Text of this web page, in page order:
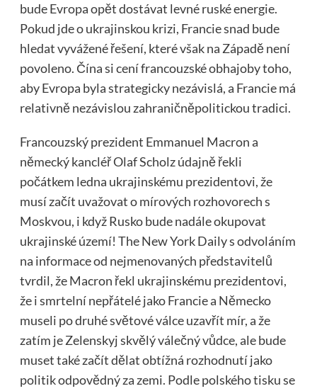
bude Evropa opět dostávat levné ruské energie.
Pokud jde o ukrajinskou krizi, Francie snad bude
hledat vyvážené řešení, které však na Západě není
povoleno. Čína si cení francouzské obhajoby toho,
aby Evropa byla strategicky nezávislá, a Francie má
relativně nezávislou zahraničněpolitickou tradici.
Francouzský prezident Emmanuel Macron a
německý kancléř Olaf Scholz údajně řekli
počátkem ledna ukrajinskému prezidentovi, že
musí začít uvažovat o mírových rozhovorech s
Moskvou, i když Rusko bude nadále okupovat
ukrajinské území! The New York Daily s odvoláním
na informace od nejmenovaných představitelů
tvrdil, že Macron řekl ukrajinskému prezidentovi,
že i smrtelní nepřátelé jako Francie a Německo
museli po druhé světové válce uzavřít mír, a že
zatím je Zelenskyj skvělý válečný vůdce, ale bude
muset také začít dělat obtížná rozhodnutí jako
politik odpovědný za zemi. Podle polského tisku se